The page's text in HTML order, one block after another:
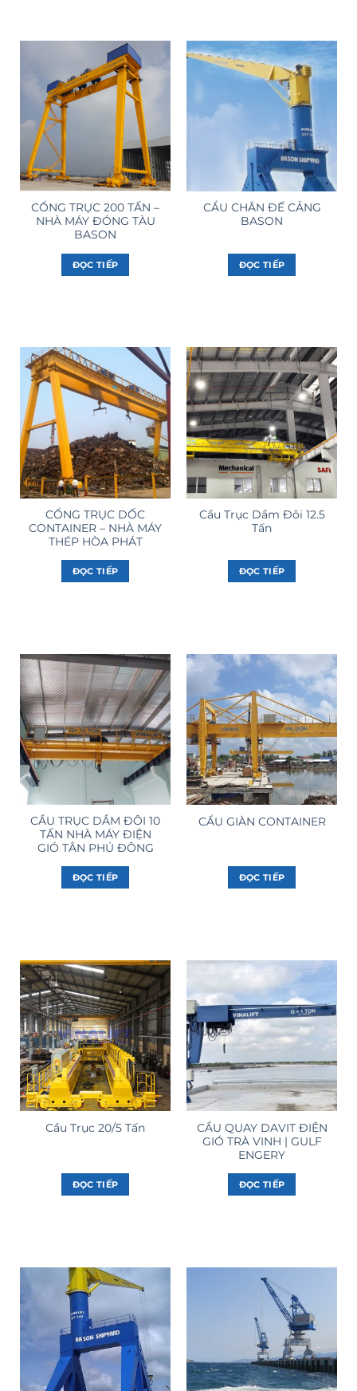
CỔNG TRỤC 200 TẤN –
NHÀ MÁY ĐÓNG TÀU
BASON
ĐỌC TIẾP
CẨU CHÂN ĐẾ CẢNG
BASON
ĐỌC TIẾP
CỔNG TRỤC DỐC
CONTAINER – NHÀ MÁY
THÉP HÒA PHÁT
ĐỌC TIẾP
Cầu Trục Dầm Đôi 12.5
Tấn
ĐỌC TIẾP
CẦU TRỤC DẦM ĐÔI 10
TẤN NHÀ MÁY ĐIỆN
GIÓ TÂN PHÚ ĐÔNG
ĐỌC TIẾP
CẨU GIÀN CONTAINER
ĐỌC TIẾP
Cầu Trục 20/5 Tấn
ĐỌC TIẾP
CẨU QUAY DAVIT ĐIỆN
GIÓ TRÀ VINH | GULF
ENGERY
ĐỌC TIẾP